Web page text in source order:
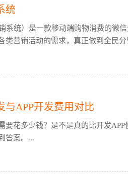
统
系统）是一款移动端购物消费的微
类营销活动的需求，真正做到全民
与APP开发费用对比
要花多少钱？是不是真的比开发
答案。...